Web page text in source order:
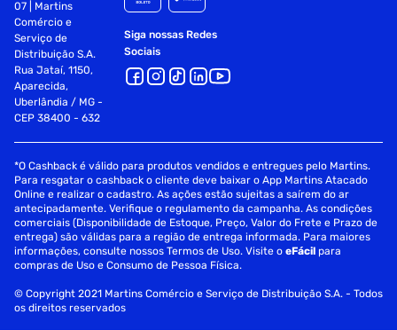
prova de tensao eletrica entre condutores : 2500 vdc/3s
atraso de propagacao maximo : 545ns/100m @ 10mhz
diferenca entre o atraso de propagacao - maximo :
45ns/100m
velocidade de propagacao nominal (%) : 68%
dimensao da embalagem (a / p / l) : 320.0mm / 60.0mm /
300.0mm
ean : 7893137208103
anatel : 000360800256
ncm : 85444900
07 | Martins
Comércio e
Serviço de
Distribuição S.A.
Rua Jataí, 1150,
Aparecida,
Uberlândia / MG -
CEP 38400 - 632
Siga nossas Redes
Sociais
*O Cashback é válido para produtos vendidos e entregues pelo Martins.
Para resgatar o cashback o cliente deve baixar o App Martins Atacado
Online e realizar o cadastro. As ações estão sujeitas a saírem do ar
antecipadamente. Verifique o regulamento da campanha. As condições
comerciais (Disponibilidade de Estoque, Preço, Valor do Frete e Prazo de
entrega) são válidas para a região de entrega informada. Para maiores
informações, consulte nossos Termos de Uso. Visite oeFácil para
compras de Uso e Consumo de Pessoa Física.
© Copyright 2021 Martins Comércio e Serviço de Distribuição S.A. - Todos
os direitos reservados